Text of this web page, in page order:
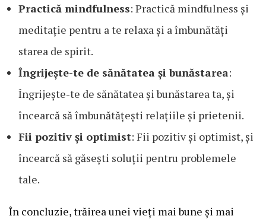
Practică mindfulness: Practică mindfulness și
meditație pentru a te relaxa și a îmbunătăți
starea de spirit.
Îngrijește-te de sănătatea și bunăstarea:
Îngrijește-te de sănătatea și bunăstarea ta, și
încearcă să îmbunătățești relațiile și prietenii.
Fii pozitiv și optimist: Fii pozitiv și optimist, și
încearcă să găsești soluții pentru problemele
tale.
În concluzie, trăirea unei vieți mai bune și mai